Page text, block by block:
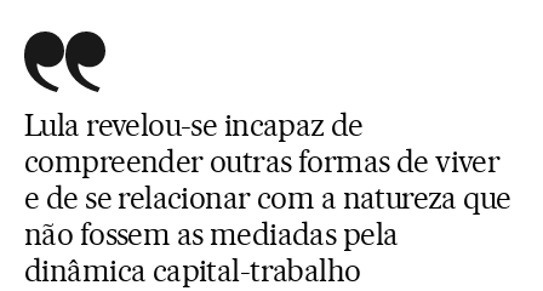
Lula revelou-se incapaz de
compreender outras formas de viver
e de se relacionar com a natureza que
não fossem as mediadas pela
dinâmica capital-trabalho